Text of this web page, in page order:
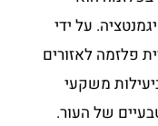
על ידי
פלזמה לאזורים
משקעי
של העור.